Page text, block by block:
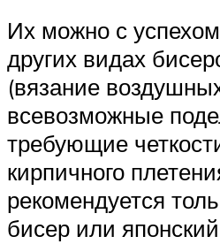
Их можно с
других видах
(вязание
всевозможные
требующие
кирпичного
рекомендуется
бисер или